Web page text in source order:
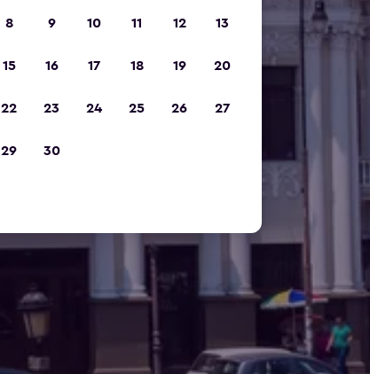
8 9 10 11 12 13
15 16 17 18 19 20
22 23 24 25 26 27
29 30